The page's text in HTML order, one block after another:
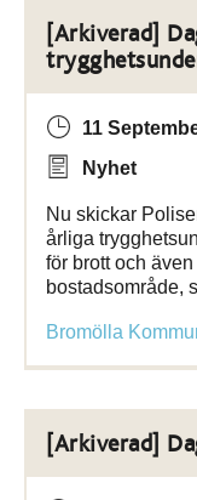
[Arkiverad]
11
Nyhet
Nu skickar
årliga
för brott och
bostadsområde,
Bromölla
[Arkiverad]